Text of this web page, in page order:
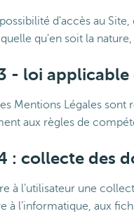
d'accès au
qu'en soit la
- loi
Mentions Légales
aux règles de
: collecte des
à l’utilisateur une
à l’informatique, aux